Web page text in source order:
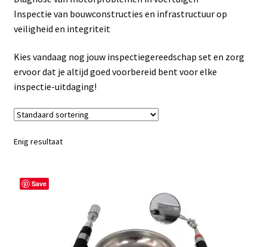
Privacybeleid
Retourbeleid
Videos
Winkelwagen
Inspectie van bouwconstructies en infrastructuur op
veiligheid en integriteit
Kies vandaag nog jouw inspectiegereedschap set en zorg
ervoor dat je altijd goed voorbereid bent voor elke
inspectie-uitdaging!
Enig resultaat
Save